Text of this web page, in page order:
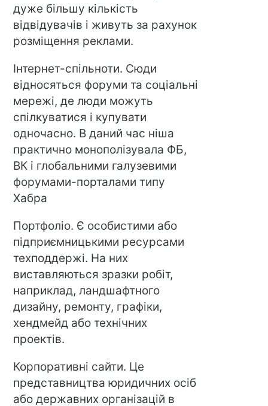
дуже більшу кількість
відвідувачів і живуть за рахунок
розміщення реклами.
Інтернет-спільноти. Сюди
відносяться форуми та соціальні
мережі, де люди можуть
спілкуватися і купувати
одночасно. В даний час ніша
практично монополізувала ФБ,
ВК і глобальними галузевими
форумами-порталами типу
Хабра
Портфоліо. Є особистими або
підприємницькими ресурсами
техподдержі. На них
виставляються зразки робіт,
наприклад, ландшафтного
дизайну, ремонту, графіки,
хендмейд або технічних
проектів.
Корпоративні сайти. Це
представництва юридичних осіб
або державних організацій в